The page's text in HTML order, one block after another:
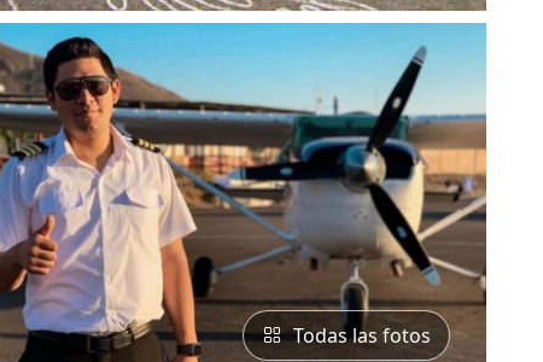
Todas las fotos